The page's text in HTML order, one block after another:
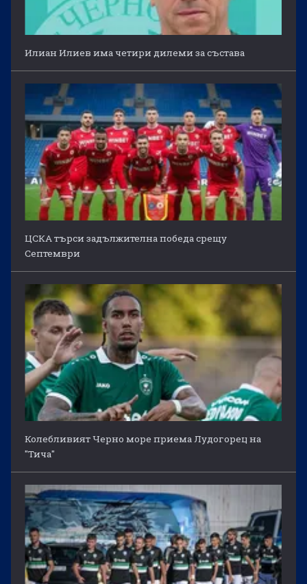
Илиан Илиев има четири дилеми за състава
ЦСКА търси задължителна победа срещу
Септември
Колебливият Черно море приема Лудогорец на
"Тича"